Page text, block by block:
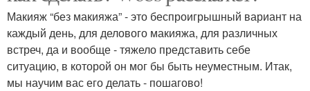
Макияж “без макияжа” - это беспроигрышный вариант на
каждый день, для делового макияжа, для различных
встреч, да и вообще - тяжело представить себе
ситуацию, в которой он мог бы быть неуместным. Итак,
мы научим вас его делать - пошагово!